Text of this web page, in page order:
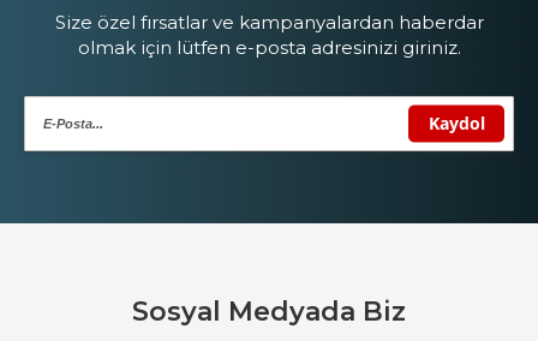
Size özel fırsatlar ve kampanyalardan haberdar
olmak için lütfen e-posta adresinizi giriniz.
Sosyal Medyada Biz